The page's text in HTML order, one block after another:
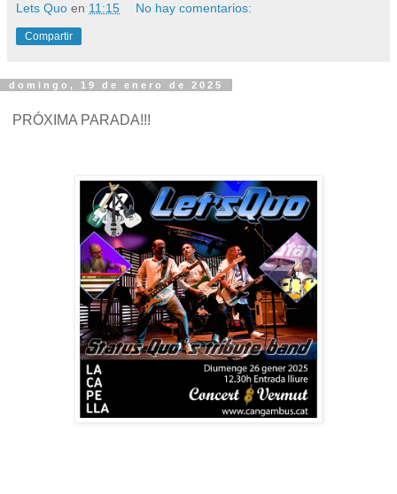
Lets Quo en 11:15 No hay comentarios:
Compartir
domingo, 19 de enero de 2025
PRÓXIMA PARADA!!!